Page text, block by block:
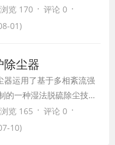
这一问题，脉冲布袋除尘
在工业除尘领域得到了广
浏览 170 · 评论 0 ·
01)
除尘器
器运用了基于多相紊流强
的一种湿法脱硫除尘技
除尘和喷雾沸腾脱硫除尘
将带有粉尘和无益气体的
浏览 165 · 评论 0 ·
10)